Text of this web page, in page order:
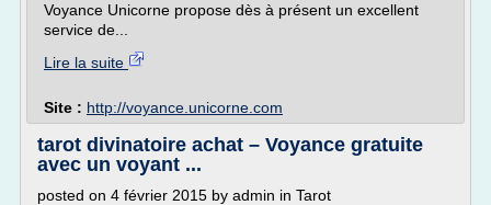
Voyance Unicorne propose dès à présent un excellent
ser­vice de...
Lire la suite
Site : http://voyance.unicorne.com
tarot divinatoire achat – Voyance gratuite
avec un voyant ...
posted on 4 février 2015 by admin in Tarot